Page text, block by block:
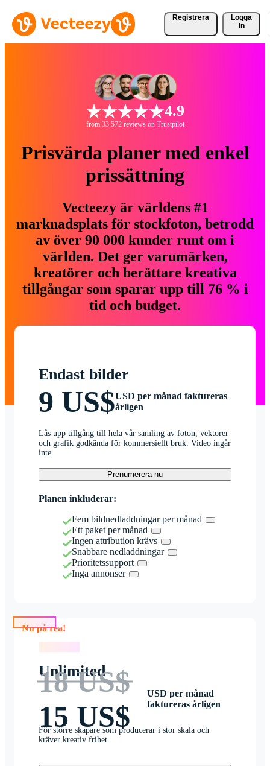
Registrera
Logga
in
4.9
from 33 572 reviews on Trustpilot
Prisvärda planer med enkel
prissättning
Vecteezy är världens #1
marknadsplats för stockfoton, betrodd
av över 90 000 kunder runt om i
världen. Det ger varumärken,
kreatörer och berättare kreativa
tillgångar som sparar upp till 76 % i
tid och budget.
Endast bilder
9 US$USD per månad faktureras
årligen
Lås upp tillgång till hela vår samling av foton, vektorer
och grafik godkända för kommersiellt bruk. Video ingår
inte.
Prenumerera nu
Planen inkluderar:
Fem bildnedladdningar per månad
Ett paket per månad
Ingen attribution krävs
Snabbare nedladdningar
Prioritetssupport
Inga annonser
Nu på rea!
Unlimited
18 US$
15 US$
USD per månad
faktureras årligen
För större skapare som producerar i stor skala och
kräver kreativ frihet